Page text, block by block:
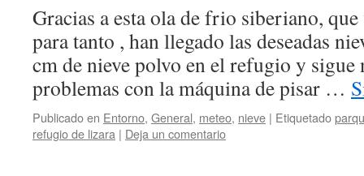
Gracias a esta ola de frio siberiano,
para tanto , han llegado las deseadas
cm de nieve polvo en el refugio y sigue
problemas con la máquina de pisar …
Publicado en Entorno, General, meteo, nieve | Etiquetado
refugio de lizara | Deja un comentario